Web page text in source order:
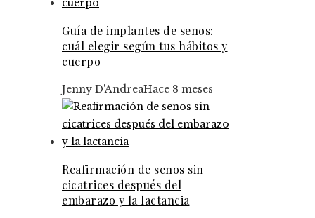
Guía de implantes de senos:
cuál elegir según tus hábitos y
cuerpo
Jenny D'AndreaHace 8 meses
Reafirmación de senos sin
cicatrices después del
embarazo y la lactancia